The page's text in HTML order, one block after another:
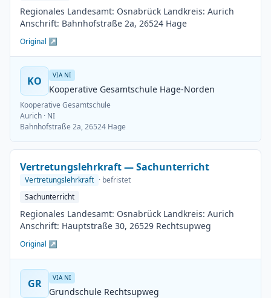
Regionales Landesamt: Osnabrück Landkreis: Aurich
Anschrift: Bahnhofstraße 2a, 26524 Hage
Original ↗
KO VIA NI
Kooperative Gesamtschule Hage-Norden
Kooperative Gesamtschule
Aurich · NI
Bahnhofstraße 2a, 26524 Hage
Vertretungslehrkraft — Sachunterricht
Vertretungslehrkraft · befristet
Sachunterricht
Regionales Landesamt: Osnabrück Landkreis: Aurich
Anschrift: Hauptstraße 30, 26529 Rechtsupweg
Original ↗
GR VIA NI
Grundschule Rechtsupweg